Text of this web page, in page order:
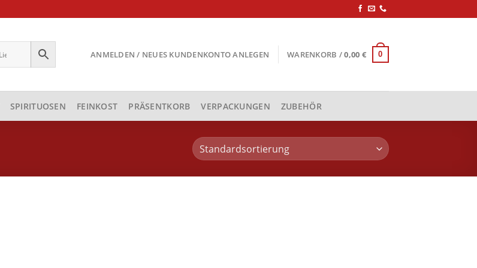
ANMELDEN / NEUES KUNDENKONTO ANLEGEN WARENKORB /0,00 € 0
SPIRITUOSEN FEINKOST PRÄSENTKORB VERPACKUNGEN ZUBEHÖR